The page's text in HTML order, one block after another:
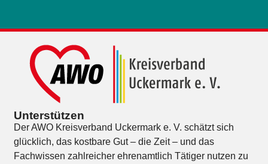
Unterstützen
Der AWO Kreisverband Uckermark e. V. schätzt sich
glücklich, das kostbare Gut – die Zeit – und das
Fachwissen zahlreicher ehrenamtlich Tätiger nutzen zu